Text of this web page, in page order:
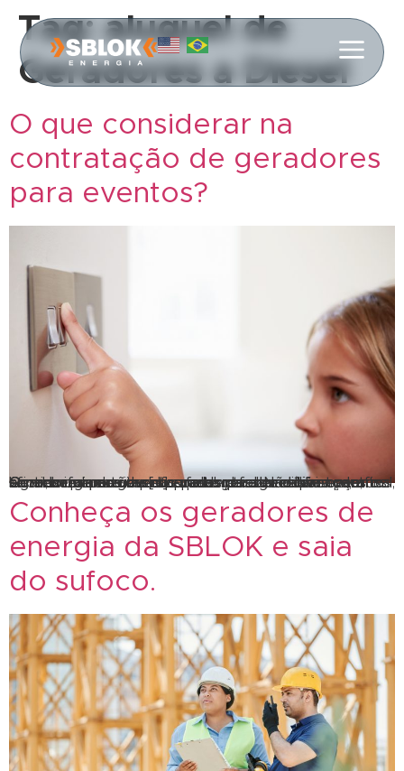
Tag:aluguel de
Geradores a Diesel
O que considerar na
contratação de geradores
para eventos?
Geradores para eventos fazem toda a diferença, afinal, sem energia seu evento para! geradores para eventos continua sendo uma das melhores alternativas para economizar e evitar surpresas desagradáveis. Geradores para eventos podem fazer a diferença, afinal, sem energia seu evento para. Não são todos os lugares que estão preparados para receber eventos. Quando falamos de […]
Conheça os geradores de
energia da SBLOK e saia
do sufoco.